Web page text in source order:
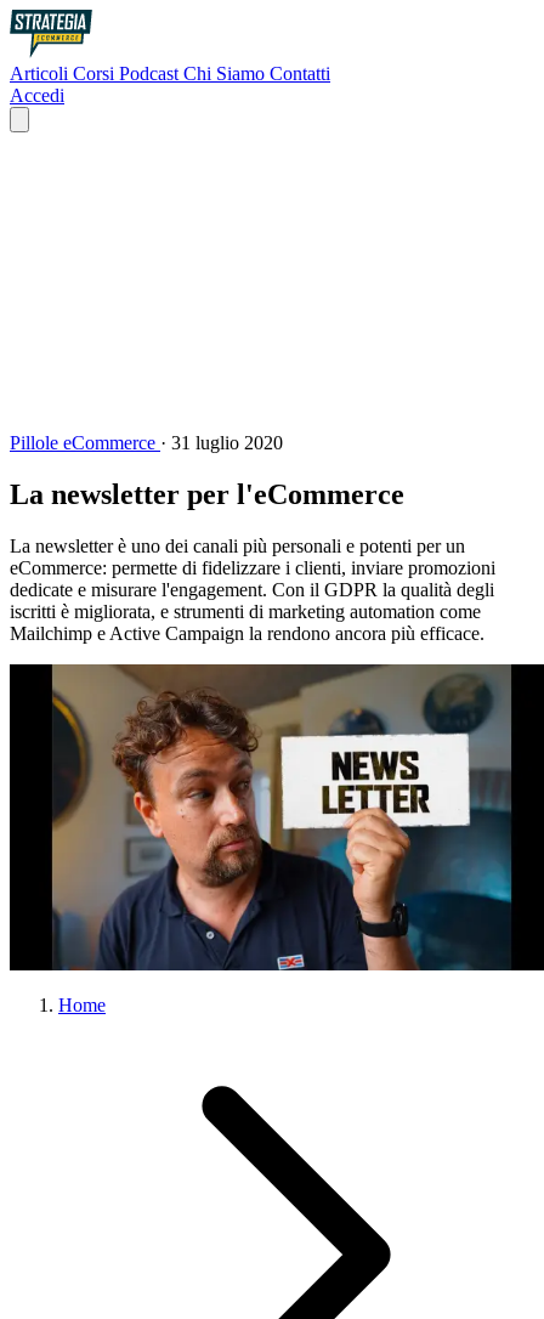
Articoli Corsi Podcast Chi Siamo Contatti
Accedi
Pillole eCommerce · 31 luglio 2020
La newsletter per l'eCommerce
La newsletter è uno dei canali più personali e potenti per un
eCommerce: permette di fidelizzare i clienti, inviare promozioni
dedicate e misurare l'engagement. Con il GDPR la qualità degli
iscritti è migliorata, e strumenti di marketing automation come
Mailchimp e Active Campaign la rendono ancora più efficace.
Home